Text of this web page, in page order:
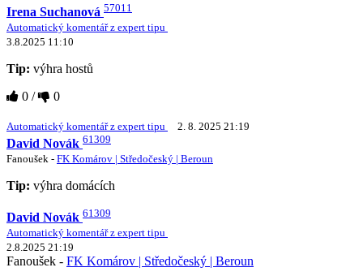
Irena Suchanová 57011
Automatický komentář z expert tipu
3.8.2025 11:10
Tip: výhra hostů
0 / 0
Automatický komentář z expert tipu 2. 8. 2025 21:19
David Novák 61309
Fanoušek - FK Komárov | Středočeský | Beroun
Tip: výhra domácích
David Novák 61309
Automatický komentář z expert tipu
2.8.2025 21:19
Fanoušek - FK Komárov | Středočeský | Beroun